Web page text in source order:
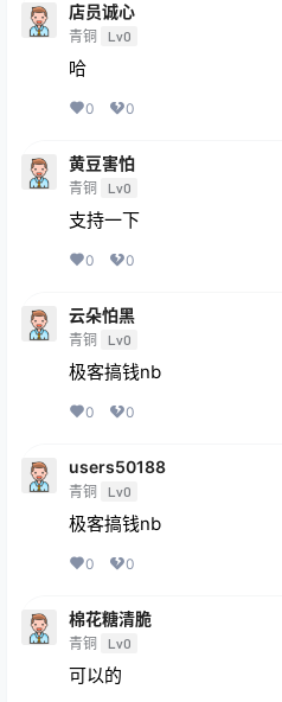
店员诚心
青铜 Lv0
哈
0 0
黄豆害怕
青铜 Lv0
支持一下
0 0
云朵怕黑
青铜 Lv0
极客搞钱nb
0 0
users50188
青铜 Lv0
极客搞钱nb
0 0
棉花糖清脆
青铜 Lv0
可以的